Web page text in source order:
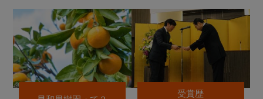
受賞歴